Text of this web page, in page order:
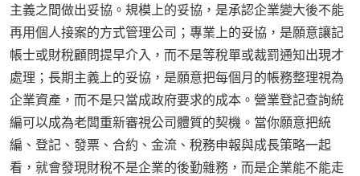
主義之間做出妥協。規模上的妥協，是承認企業變大後不能
再用個人接案的方式管理公司；專業上的妥協，是願意讓記
帳士或財稅顧問提早介入，而不是等稅單或裁罰通知出現才
處理；長期主義上的妥協，是願意把每個月的帳務整理視為
企業資產，而不是只當成政府要求的成本。營業登記查詢統
編可以成為老闆重新審視公司體質的契機。當你願意把統
編、登記、發票、合約、金流、稅務申報與成長策略一起
看，就會發現財稅不是企業的後勤雜務，而是企業能不能走